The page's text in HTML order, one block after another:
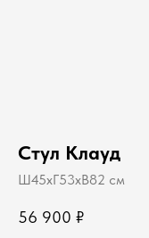
Стул Клауд
Ш45хГ53хВ82 см
56 900 ₽